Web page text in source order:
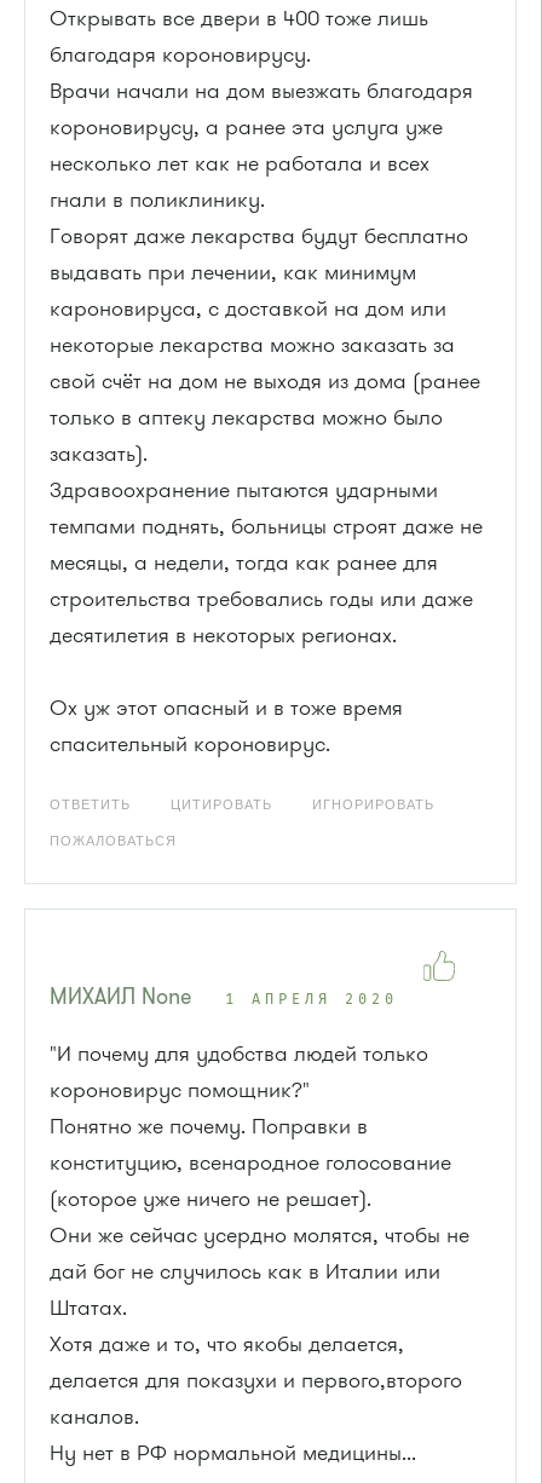
Открывать все двери в 400 тоже лишь
благодаря короновирусу.
Врачи начали на дом выезжать благодаря
короновирусу, а ранее эта услуга уже
несколько лет как не работала и всех
гнали в поликлинику.
Говорят даже лекарства будут бесплатно
выдавать при лечении, как минимум
кароновируса, с доставкой на дом или
некоторые лекарства можно заказать за
свой счёт на дом не выходя из дома (ранее
только в аптеку лекарства можно было
заказать).
Здравоохранение пытаются ударными
темпами поднять, больницы строят даже не
месяцы, а недели, тогда как ранее для
строительства требовались годы или даже
десятилетия в некоторых регионах.
Ох уж этот опасный и в тоже время
спасительный короновирус.
ОТВЕТИТЬ ЦИТИРОВАТЬ ИГНОРИРОВАТЬ
ПОЖАЛОВАТЬСЯ
МИХАИЛ None 1 АПРЕЛЯ 2020
"И почему для удобства людей только
короновирус помощник?"
Понятно же почему. Поправки в
конституцию, всенародное голосование
(которое уже ничего не решает).
Они же сейчас усердно молятся, чтобы не
дай бог не случилось как в Италии или
Штатах.
Хотя даже и то, что якобы делается,
делается для показухи и первого,второго
каналов.
Ну нет в РФ нормальной медицины...